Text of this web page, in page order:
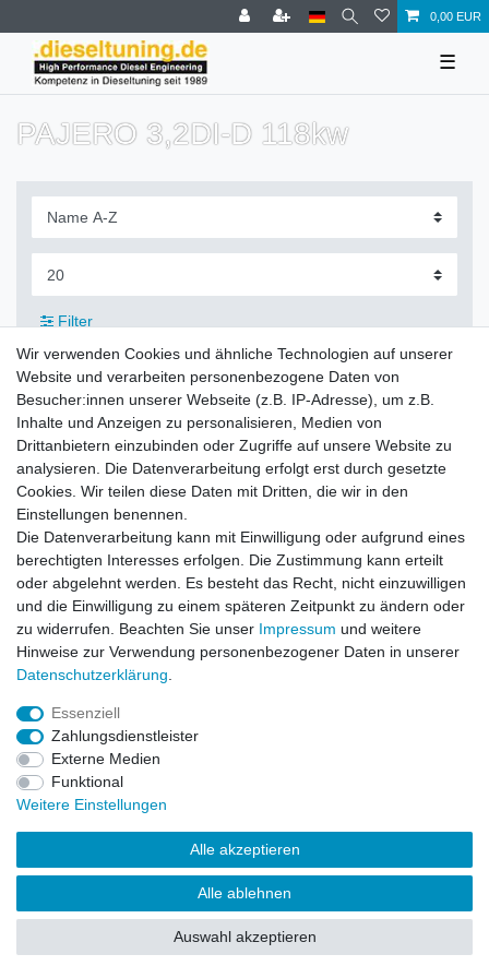
0,00 EUR
☰
PAJERO 3,2DI-D 118kw
Filter
Zahlung und Versand
Daten­schutz­erklärung
Barrierefreiheitserklärung Widerrufs­recht
Vertrag widerrufen
© Copyright 2026 | Alle Rechte vorbehalten.
Wir verwenden Cookies und ähnliche Technologien auf unserer
Website und verarbeiten personenbezogene Daten von
Besucher:innen unserer Webseite (z.B. IP-Adresse), um z.B.
Inhalte und Anzeigen zu personalisieren, Medien von
Drittanbietern einzubinden oder Zugriffe auf unsere Website zu
analysieren. Die Datenverarbeitung erfolgt erst durch gesetzte
Cookies. Wir teilen diese Daten mit Dritten, die wir in den
Einstellungen benennen.
Die Datenverarbeitung kann mit Einwilligung oder aufgrund eines
berechtigten Interesses erfolgen. Die Zustimmung kann erteilt
oder abgelehnt werden. Es besteht das Recht, nicht einzuwilligen
und die Einwilligung zu einem späteren Zeitpunkt zu ändern oder
zu widerrufen. Beachten Sie unser Impressum und weitere
Hinweise zur Verwendung personenbezogener Daten in unserer
Daten­schutz­erklärung
Essenziell
Zahlungsdienstleister
Externe Medien
Funktional
Weitere Einstellungen
Alle akzeptieren
Alle ablehnen
Auswahl akzeptieren